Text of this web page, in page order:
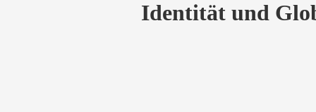
Identität und